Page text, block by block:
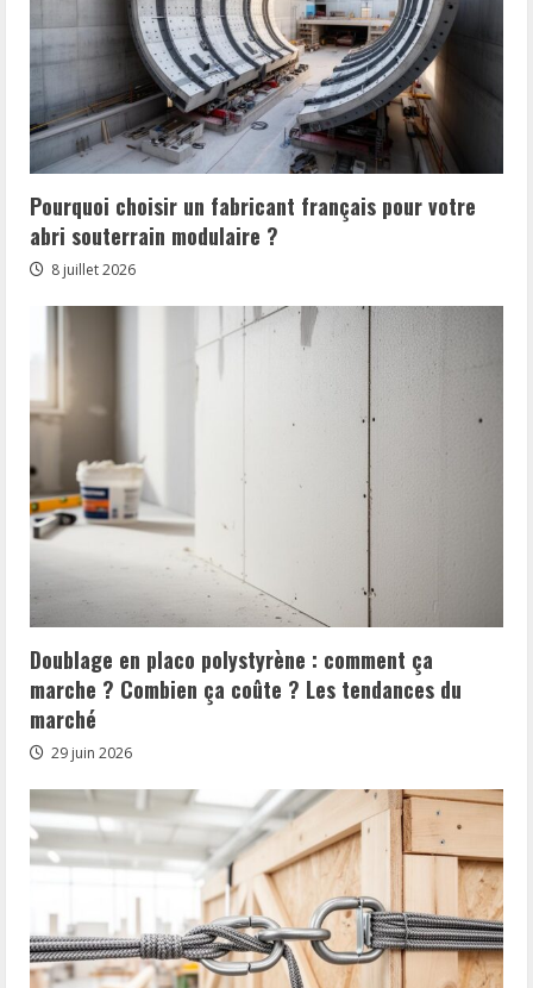
Pourquoi choisir un fabricant français pour votre
abri souterrain modulaire ?
8 juillet 2026
Doublage en placo polystyrène : comment ça
marche ? Combien ça coûte ? Les tendances du
marché
29 juin 2026